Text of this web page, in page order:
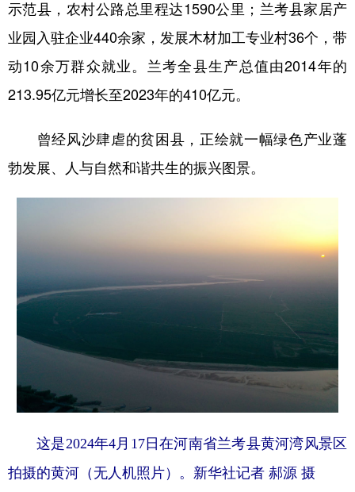
示范县，农村公路总里程达1590公里；兰考县家居产
业园入驻企业440余家，发展木材加工专业村36个，带
动10余万群众就业。兰考全县生产总值由2014年的
213.95亿元增长至2023年的410亿元。
曾经风沙肆虐的贫困县，正绘就一幅绿色产业蓬
勃发展、人与自然和谐共生的振兴图景。
这是2024年4月17日在河南省兰考县黄河湾风景区
拍摄的黄河（无人机照片）。新华社记者 郝源 摄